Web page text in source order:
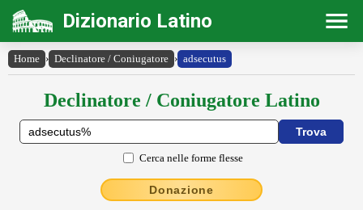
Dizionario Latino
Home › Declinatore / Coniugatore › adsecutus
Declinatore / Coniugatore Latino
Cerca nelle forme flesse
Donazione